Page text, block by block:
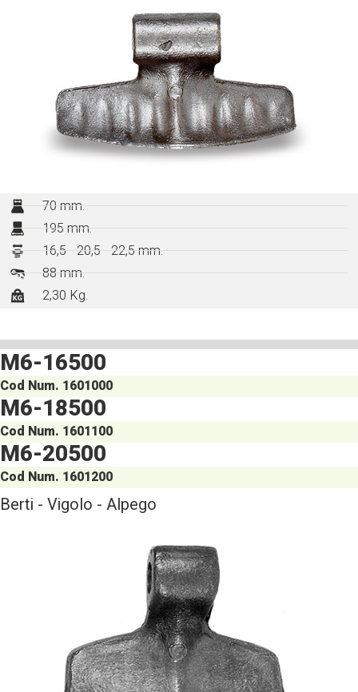
70 mm.
195 mm.
16,5 - 20,5 - 22,5 mm.
88 mm.
2,30 Kg.
M6-16500
Cod Num. 1601000
M6-18500
Cod Num. 1601100
M6-20500
Cod Num. 1601200
Berti - Vigolo - Alpego